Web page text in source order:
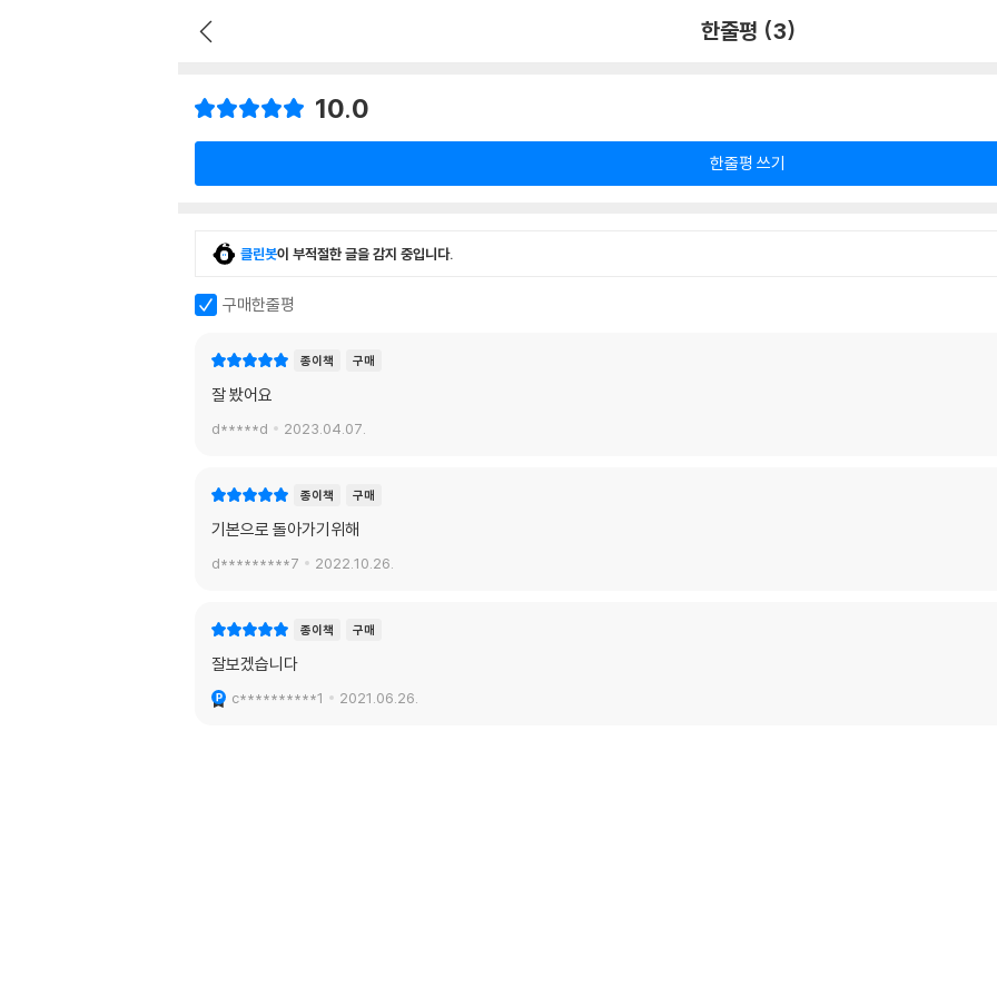
한줄평 (3)
10.0
한줄평 쓰기
클린봇이 부적절한 글을 감지 중입니다.
구매한줄평
종이책 구매
잘 봤어요
d*****d 2023.04.07.
종이책 구매
기본으로 돌아가기위해
d*********7 2022.10.26.
종이책 구매
잘보겠습니다
c**********1 2021.06.26.